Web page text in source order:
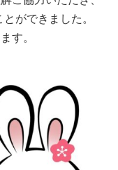
ができました。
す。